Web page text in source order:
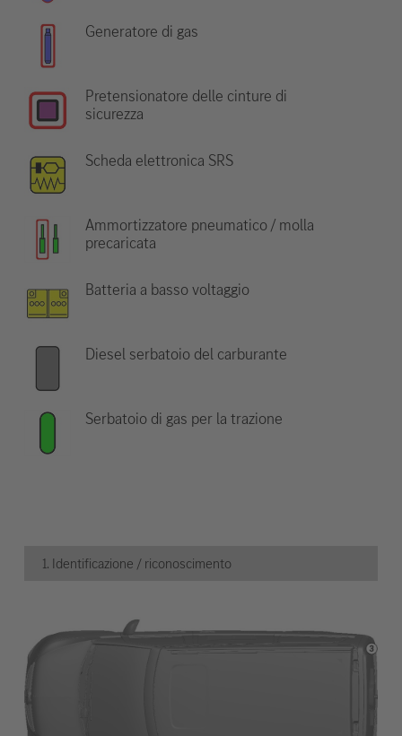
Generatore di gas
Pretensionatore delle cinture di
sicurezza
Scheda elettronica SRS
Ammortizzatore pneumatico / molla
precaricata
Batteria a basso voltaggio
Diesel serbatoio del carburante
Serbatoio di gas per la trazione
1. Identificazione / riconoscimento